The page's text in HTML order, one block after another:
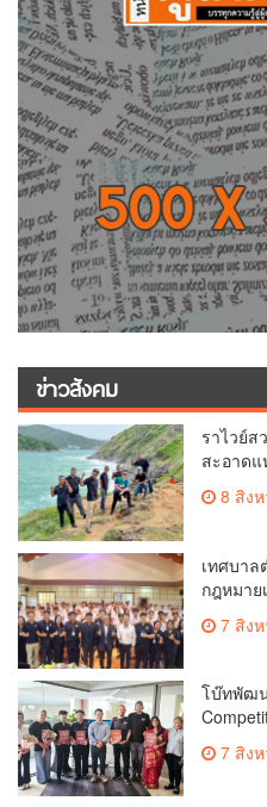
ข่าวสังคม
ราไวย์ส
สะอาด
เที่ยว8 สิง
เทศบา
กฎหมา
7 สิง
โบ๊ทพัฒน
ศักยภาพ
7 สิง